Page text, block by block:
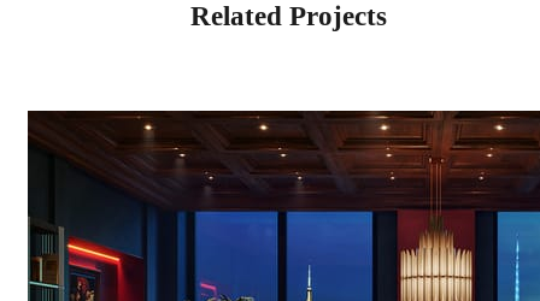
Related Projects